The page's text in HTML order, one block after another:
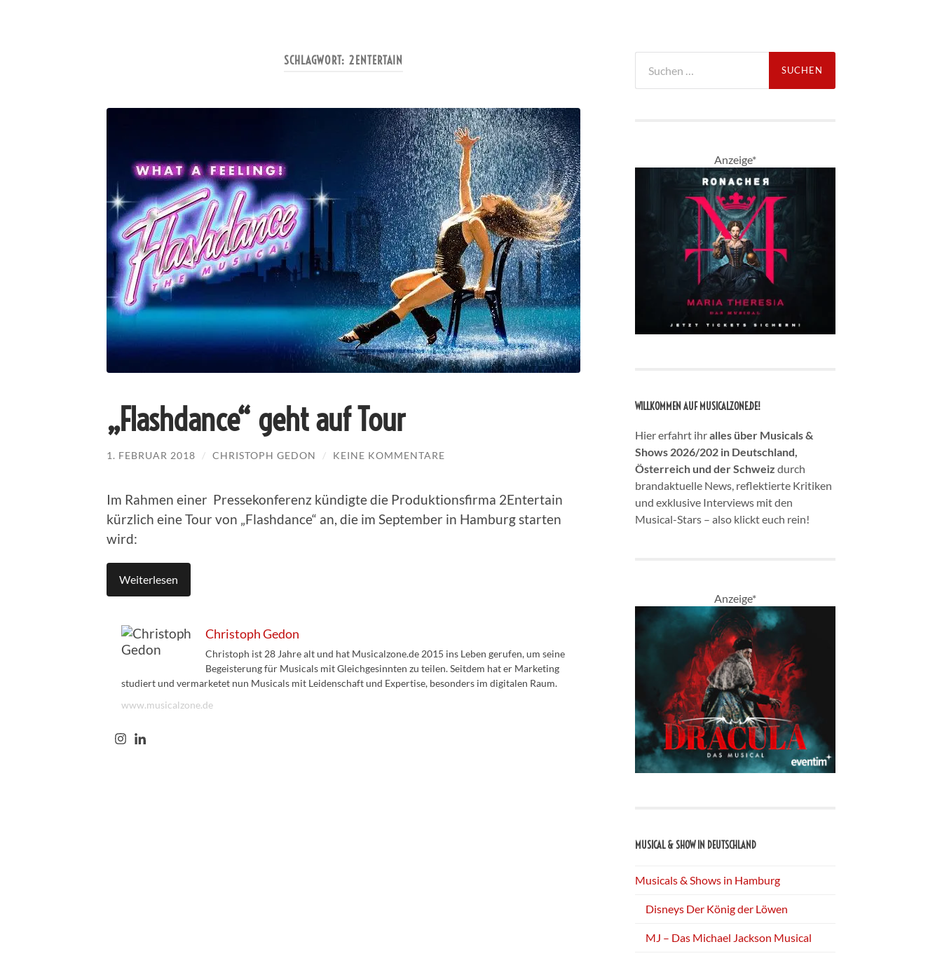
SCHLAGWORT: 2ENTERTAIN
„Flashdance“ geht auf Tour
1. FEBRUAR 2018 / CHRISTOPH GEDON / KEINE KOMMENTARE
Im Rahmen einer Pressekonferenz kündigte die Produktionsfirma 2Entertain
kürzlich eine Tour von „Flashdance“ an, die im September in Hamburg starten
wird:
Weiterlesen
Christoph Gedon
Christoph ist 28 Jahre alt und hat Musicalzone.de 2015 ins Leben gerufen, um seine
Begeisterung für Musicals mit Gleichgesinnten zu teilen. Seitdem hat er Marketing
studiert und vermarketet nun Musicals mit Leidenschaft und Expertise, besonders im digitalen Raum.
www.musicalzone.de
nach:
Anzeige*
WILLKOMMEN AUF MUSICALZONE.DE!
Hier erfahrt ihralles über Musicals &
Shows 2026/202 in Deutschland,
Österreich und der Schweiz durch
brandaktuelle News, reflektierte Kritiken
und exklusive Interviews mit den
Musical-Stars – also klickt euch rein!
Anzeige*
MUSICAL & SHOW IN DEUTSCHLAND
Musicals & Shows in Hamburg
Disneys Der König der Löwen
MJ – Das Michael Jackson Musical